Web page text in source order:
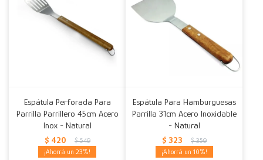
Espátula Perforada Para
Parrilla Parrillero 45cm Acero
Inox - Natural
$ 420 $ 549
23
Espátula Para Hamburguesas
Parrilla 31cm Acero Inoxidable
- Natural
$ 323 $ 359
10